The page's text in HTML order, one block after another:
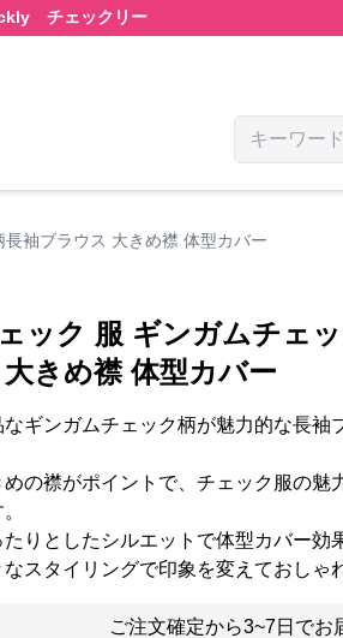
チェックリー
袖ブラウス 大きめ襟 体型カバー
ック 服 ギンガムチェ
きめ襟 体型カバー
なギンガムチェック柄が魅力的な長袖
めの襟がポイントで、チェック服の魅
たりとしたシルエットで体型カバー効
なスタイリングで印象を変えておしゃ
ご注文確定から3~7日でお